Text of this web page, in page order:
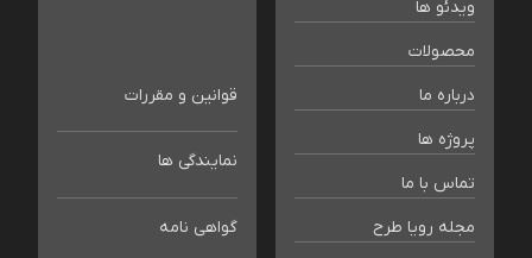
ویدئو ها
محصولات
درباره ما
پروژه ها
تماس با ما
مجله رویا طرح
قوانین و مقررات
نمایندگی ها
گواهی نامه